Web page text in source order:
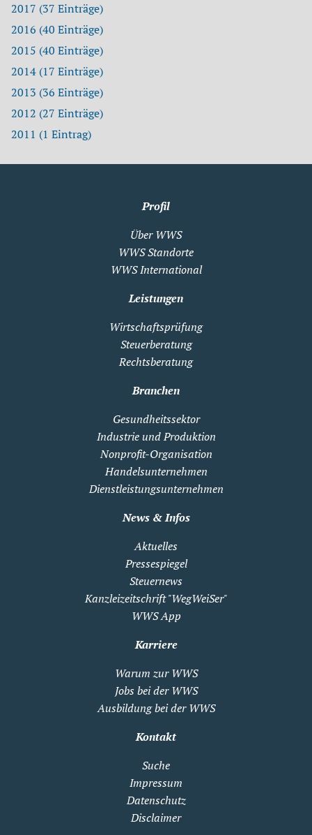
2017 (37 Einträge)
2016 (40 Einträge)
2015 (40 Einträge)
2014 (17 Einträge)
2013 (36 Einträge)
2012 (27 Einträge)
2011 (1 Eintrag)
Profil
Über WWS
WWS Standorte
WWS International
Leistungen
Wirtschaftsprüfung
Steuerberatung
Rechtsberatung
Branchen
Gesundheitssektor
Industrie und Produktion
Nonprofit-Organisation
Handelsunternehmen
Dienstleistungsunternehmen
News & Infos
Aktuelles
Pressespiegel
Steuernews
Kanzleizeitschrift "WegWeiSer"
WWS App
Karriere
Warum zur WWS
Jobs bei der WWS
Ausbildung bei der WWS
Kontakt
Suche
Impressum
Datenschutz
Disclaimer